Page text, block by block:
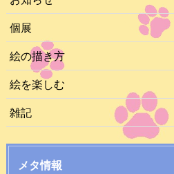
個展
絵の描き方
絵を楽しむ
雑記
メタ情報